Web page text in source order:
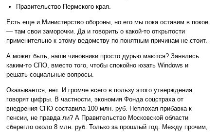
Правительство Пермского края.
Есть еще и Министерство обороны, но его мы пока оставим в покое
— там свои заморочки. Да и говорить о какой-то открытости
применительно к этому ведомству по понятным причинам не стоит.
А может быть, наши чиновники просто дурью маются? Занялись
каким-то СПО, вместо того, чтобы спокойно юзать Windows и
решать социальные вопросы.
Оказывается, нет. И громче всего в пользу этого утверждения
говорят цифры. В частности, экономия Фонда соцстраха от
внедрения СПО составила 100 млн. руб. Неплохая прибавка к
пенсии, не правда ли? А Правительство Московской области
сберегло около 8 млн. руб. Только за прошлый год. Между прочим,